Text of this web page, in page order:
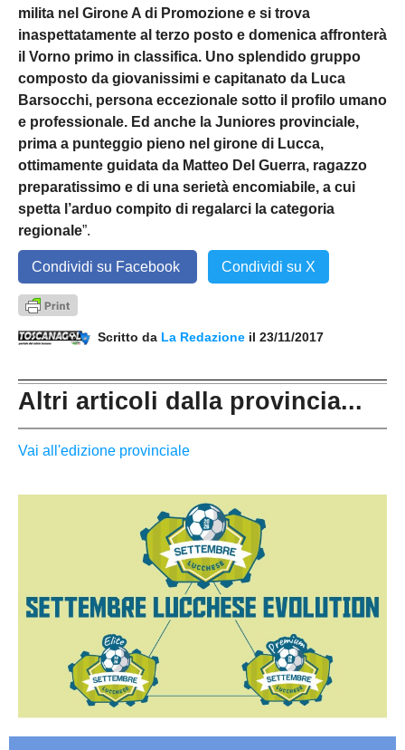
milita nel Girone A di Promozione e si trova
inaspettatamente al terzo posto e domenica affronterà
il Vorno primo in classifica. Uno splendido gruppo
composto da giovanissimi e capitanato da Luca
Barsocchi, persona eccezionale sotto il profilo umano
e professionale. Ed anche la Juniores provinciale,
prima a punteggio pieno nel girone di Lucca,
ottimamente guidata da Matteo Del Guerra, ragazzo
preparatissimo e di una serietà encomiabile, a cui
spetta l’arduo compito di regalarci la categoria
regionale”.
Condividi su Facebook Condividi su X
Scritto da La Redazione il 23/11/2017
Altri articoli dalla provincia...
Vai all'edizione provinciale